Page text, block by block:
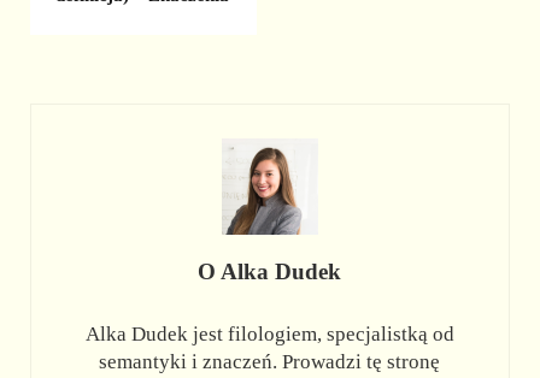
OAlka Dudek
Alka Dudek jest filologiem, specjalistką od
semantyki i znaczeń. Prowadzi tę stronę